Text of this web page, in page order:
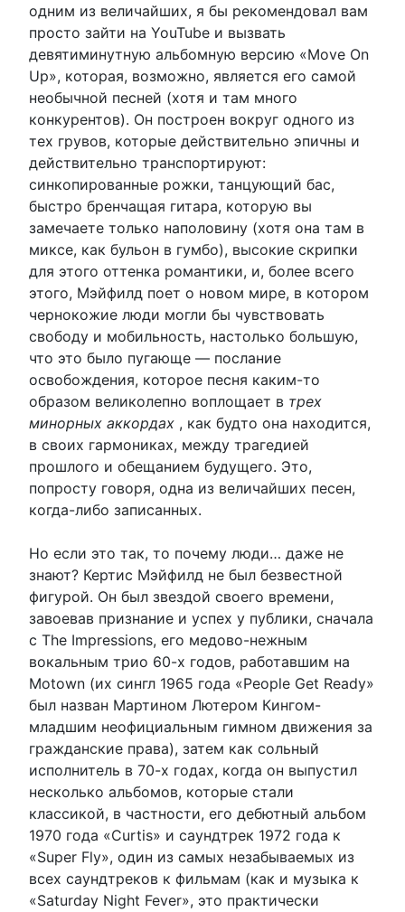
одним из величайших, я бы рекомендовал вам
просто зайти на YouTube и вызвать
девятиминутную альбомную версию «Move On
Up», которая, возможно, является его самой
необычной песней (хотя и там много
конкурентов). Он построен вокруг одного из
тех грувов, которые действительно эпичны и
действительно транспортируют:
синкопированные рожки, танцующий бас,
быстро бренчащая гитара, которую вы
замечаете только наполовину (хотя она там в
миксе, как бульон в гумбо), высокие скрипки
для этого оттенка романтики, и, более всего
этого, Мэйфилд поет о новом мире, в котором
чернокожие люди могли бы чувствовать
свободу и мобильность, настолько большую,
что это было пугающе — послание
освобождения, которое песня каким-то
образом великолепно воплощает в трех
минорных аккордах , как будто она находится,
в своих гармониках, между трагедией
прошлого и обещанием будущего. Это,
попросту говоря, одна из величайших песен,
когда-либо записанных.
Но если это так, то почему люди… даже не
знают? Кертис Мэйфилд не был безвестной
фигурой. Он был звездой своего времени,
завоевав признание и успех у публики, сначала
с The Impressions, его медово-нежным
вокальным трио 60-х годов, работавшим на
Motown (их сингл 1965 года «People Get Ready»
был назван Мартином Лютером Кингом-
младшим неофициальным гимном движения за
гражданские права), затем как сольный
исполнитель в 70-х годах, когда он выпустил
несколько альбомов, которые стали
классикой, в частности, его дебютный альбом
1970 года «Curtis» и саундтрек 1972 года к
«Super Fly», один из самых незабываемых из
всех саундтреков к фильмам (как и музыка к
«Saturday Night Fever», это практически